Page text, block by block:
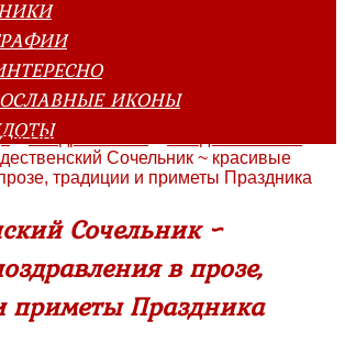
ИКОНЫ
»Поздравления
Сочельник ~ красивые
традиции и приметы Праздника
Сочельник ~
в прозе,
приметы Праздника